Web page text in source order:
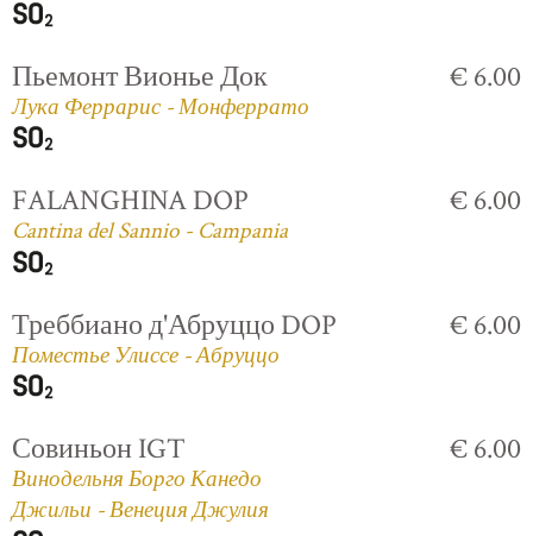
Пьемонт Вионье Док
Лука Феррарис - Монферрато
€ 6.00
FALANGHINA DOP
Cantina del Sannio - Campania
€ 6.00
Треббиано д'Абруццо DOP
Поместье Улиссе - Абруццо
€ 6.00
Совиньон IGT
Винодельня Борго Канедо
Джильи - Венеция Джулия
€ 6.00